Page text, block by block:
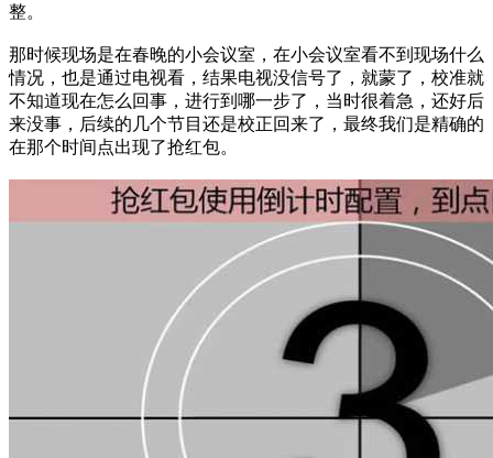
整。
那时候现场是在春晚的小会议室，在小会议室看不到现场什么
情况，也是通过电视看，结果电视没信号了，就蒙了，校准就
不知道现在怎么回事，进行到哪一步了，当时很着急，还好后
来没事，后续的几个节目还是校正回来了，最终我们是精确的
在那个时间点出现了抢红包。